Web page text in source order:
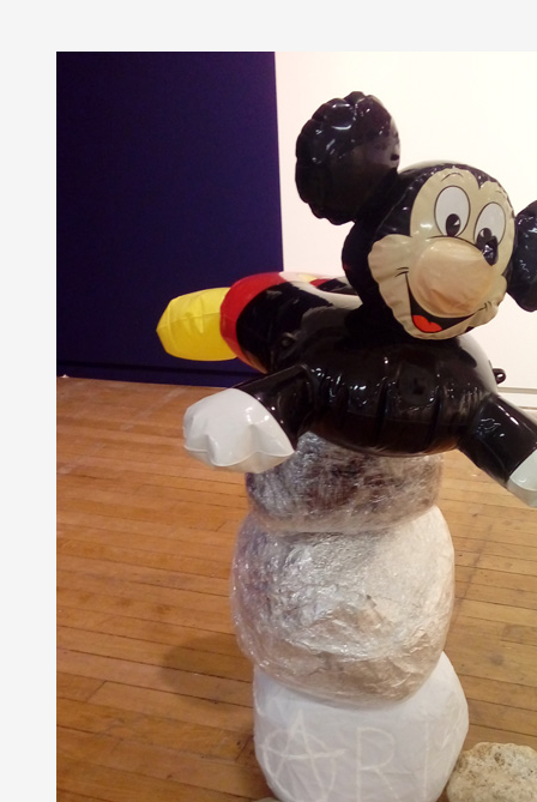
Équipe
Partenaires
Crédits
Actions
Documentation
Visites d'ateliers
Production vidéo
Formation